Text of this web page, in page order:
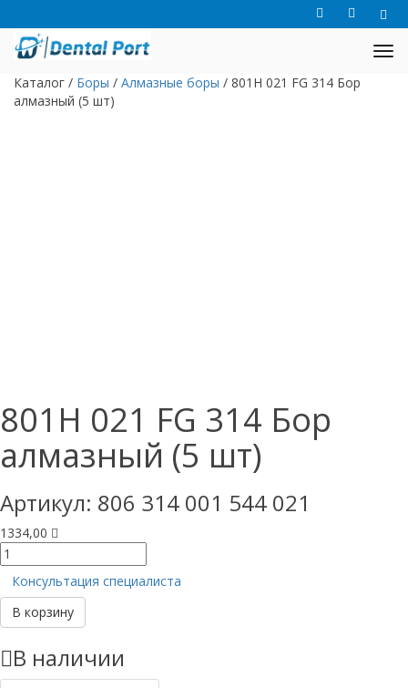
Каталог / Боры / Алмазные боры / 801H 021 FG 314 Бор
алмазный (5 шт)
801H 021 FG 314 Бор
алмазный (5 шт)
Артикул: 806 314 001 544 021
1334,00
Количество
товара
801H
021
FG
Бор
алмазный
Консультация специалиста
В корзину
В наличии